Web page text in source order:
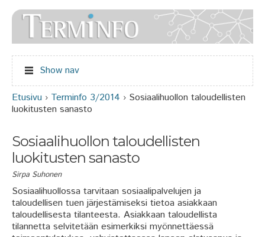
Jump to navigation
Show nav
Olet täällä
Etusivu › Terminfo 3/2014 › Sosiaalihuollon taloudellisten
luokitusten sanasto
Sosiaalihuollon taloudellisten
luokitusten sanasto
Sirpa Suhonen
Sosiaalihuollossa tarvitaan sosiaalipalvelujen ja
taloudellisen tuen järjestämiseksi tietoa asiakkaan
taloudellisesta tilanteesta. Asiakkaan taloudellista
tilannetta selvitetään esimerkiksi myönnettäessä